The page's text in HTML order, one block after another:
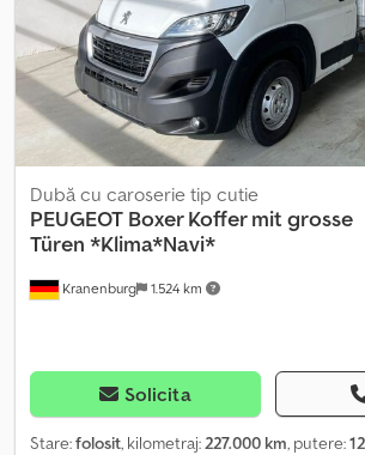
Kranenburg 1.524 km
Dubă cu caroserie tip cutie
PEUGEOT Boxer Koffer mit grosse
Türen *Klima*Navi*
Solicita
Stare:folosit, kilometraj:227.000 km, putere: